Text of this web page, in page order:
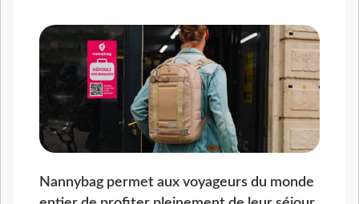
Nannybag permet aux voyageurs du monde